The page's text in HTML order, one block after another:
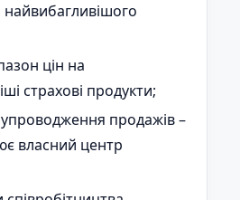
найвибагливішого
цін на
страхові продукти;
продажів –
власний центр